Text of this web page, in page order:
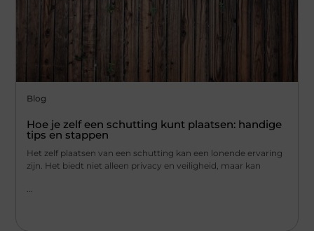
Blog
Hoe je zelf een schutting kunt plaatsen: handige
tips en stappen
Het zelf plaatsen van een schutting kan een lonende ervaring
zijn. Het biedt niet alleen privacy en veiligheid, maar kan